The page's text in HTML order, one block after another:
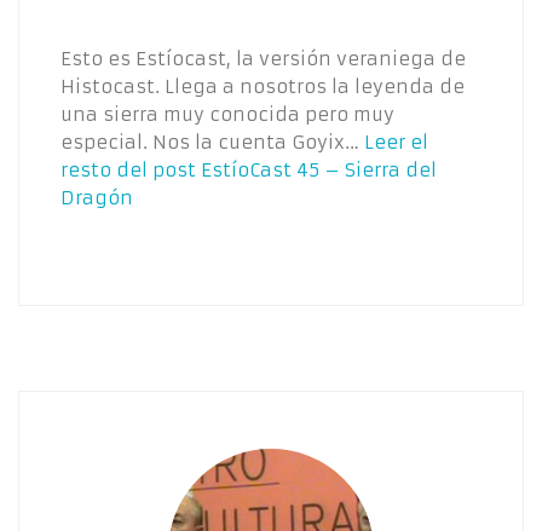
Esto es Estíocast, la versión veraniega de
Histocast. Llega a nosotros la leyenda de
una sierra muy conocida pero muy
especial. Nos la cuenta Goyix… Leer el
resto del post EstíoCast 45 – Sierra del
Dragón